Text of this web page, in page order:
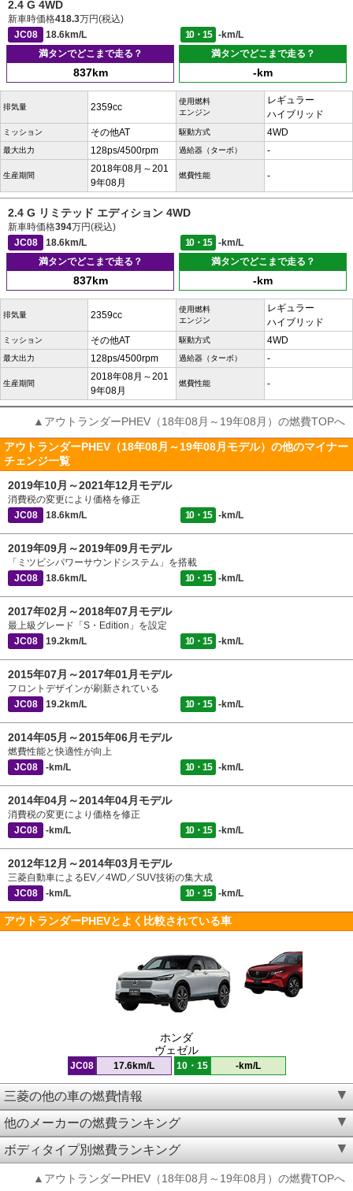
2.4 G 4WD
新車時価格418.3万円(税込)
JC08
18.6km/L 10・15
-km/L
満タンでどこまで走る？
837km
満タンでどこまで走る？
-km
排気量 2359cc
使用燃料
エンジン
レギュラー
ハイブリッド
ミッション その他AT 駆動方式 4WD
最大出力 128ps/4500rpm 過給器（ターボ） -
生産期間
2018年08月～201
9年08月
燃費性能 -
2.4 G リミテッド エディション 4WD
新車時価格394万円(税込)
JC08
18.6km/L 10・15
-km/L
満タンでどこまで走る？
837km
満タンでどこまで走る？
-km
排気量 2359cc
使用燃料
エンジン
レギュラー
ハイブリッド
ミッション その他AT 駆動方式 4WD
最大出力 128ps/4500rpm 過給器（ターボ） -
生産期間
2018年08月～201
9年08月
燃費性能 -
▲アウトランダーPHEV（18年08月～19年08月）の燃費TOPへ
アウトランダーPHEV（18年08月～19年08月モデル）の他のマイナー
チェンジ一覧
2019年10月～2021年12月モデル
消費税の変更により価格を修正
JC08
18.6km/L 10・15 -km/L
2019年09月～2019年09月モデル
「ミツビシパワーサウンドシステム」を搭載
JC08
18.6km/L 10・15 -km/L
2017年02月～2018年07月モデル
最上級グレード「S・Edition」を設定
JC08
19.2km/L 10・15 -km/L
2015年07月～2017年01月モデル
フロントデザインが刷新されている
JC08
19.2km/L 10・15 -km/L
2014年05月～2015年06月モデル
燃費性能と快適性が向上
JC08
-km/L 10・15 -km/L
2014年04月～2014年04月モデル
消費税の変更により価格を修正
JC08
-km/L 10・15 -km/L
2012年12月～2014年03月モデル
三菱自動車によるEV／4WD／SUV技術の集大成
JC08
-km/L 10・15 -km/L
アウトランダーPHEVとよく比較されている車
ホンダ
ヴェゼル
JC08 17.6km/L 10・15 -km/L
三菱の他の車の燃費情報
他のメーカーの燃費ランキング
ボディタイプ別燃費ランキング
▲アウトランダーPHEV（18年08月～19年08月）の燃費TOPへ